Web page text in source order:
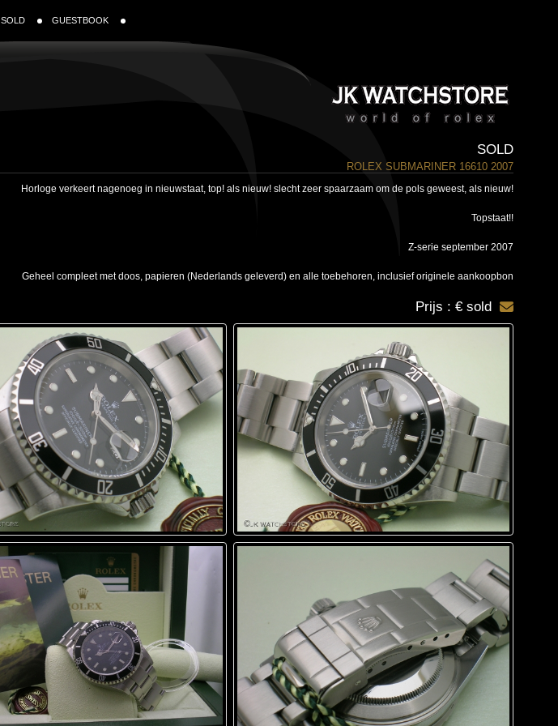
SOLD GUESTBOOK
SOLD
ROLEX SUBMARINER 16610 2007
Horloge verkeert nagenoeg in nieuwstaat, top! als nieuw! slecht zeer spaarzaam om de pols geweest, als nieuw!
Topstaat!!
Z-serie september 2007
Geheel compleet met doos, papieren (Nederlands geleverd) en alle toebehoren, inclusief originele aankoopbon
Prijs : € sold